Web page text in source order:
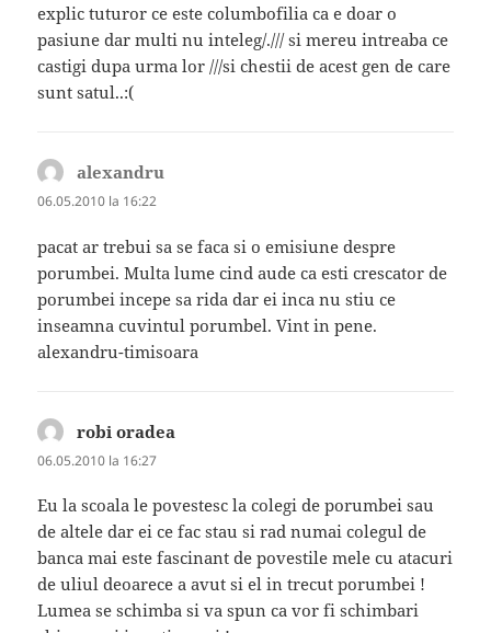
explic tuturor ce este columbofilia ca e doar o
pasiune dar multi nu inteleg/./// si mereu intreaba ce
castigi dupa urma lor ///si chestii de acest gen de care
sunt satul..:(
alexandru
06.05.2010 la 16:22
pacat ar trebui sa se faca si o emisiune despre
porumbei. Multa lume cind aude ca esti crescator de
porumbei incepe sa rida dar ei inca nu stiu ce
inseamna cuvintul porumbel. Vint in pene.
alexandru-timisoara
robi oradea
06.05.2010 la 16:27
Eu la scoala le povestesc la colegi de porumbei sau
de altele dar ei ce fac stau si rad numai colegul de
banca mai este fascinant de povestile mele cu atacuri
de uliul deoarece a avut si el in trecut porumbei !
Lumea se schimba si va spun ca vor fi schimbari